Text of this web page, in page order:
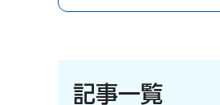
記事一覧